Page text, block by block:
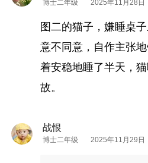
博士二年级 2025年11月28日
图二的猫子，嫌睡桌
意不同意，自作主张
着安稳地睡了半天，
故。
战恨
博士二年级 2025年11月29日